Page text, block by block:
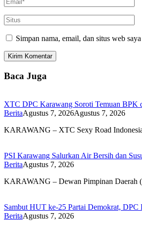
Simpan nama, email, dan situs web
Baca Juga
XTC DPC Karawang Soroti Temuan BPK
BeritaAgustus 7, 2026Agustus 7, 2026
KARAWANG – XTC Sexy Road
PSI Karawang Salurkan Air Bersih dan
BeritaAgustus 7, 2026
KARAWANG – Dewan Pimpinan Daerah
Sambut HUT ke-25 Partai Demokrat,
BeritaAgustus 7, 2026